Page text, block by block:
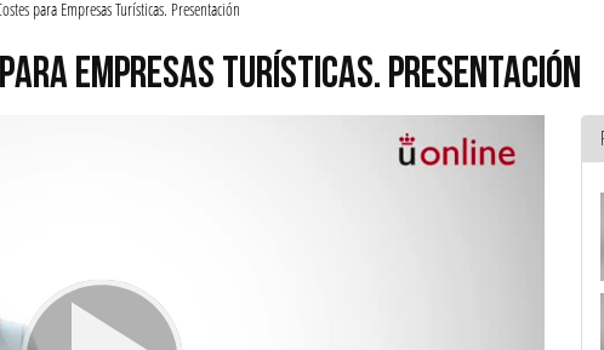
para Empresas Turísticas. Presentación
EMPRESAS TURÍSTICAS. PRESENTACIÓN